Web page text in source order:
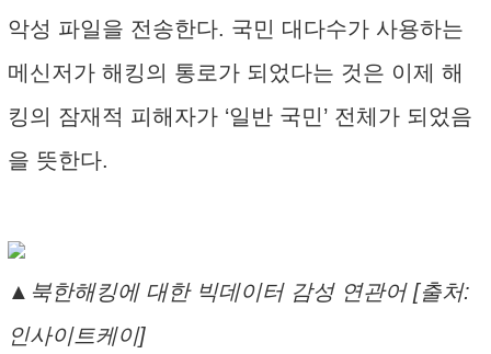
악성 파일을 전송한다. 국민 대다수가 사용하는
메신저가 해킹의 통로가 되었다는 것은 이제 해
킹의 잠재적 피해자가 ‘일반 국민’ 전체가 되었음
을 뜻한다.
▲북한해킹에 대한 빅데이터 감성 연관어 [출처:
인사이트케이]